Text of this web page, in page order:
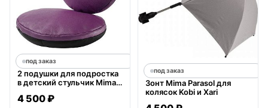
под заказ
2 подушки для подростка
в детский стульчик Mima
Set
4 500 ₽
под заказ
Зонт Mima Parasol для
колясок Kobi и Xari